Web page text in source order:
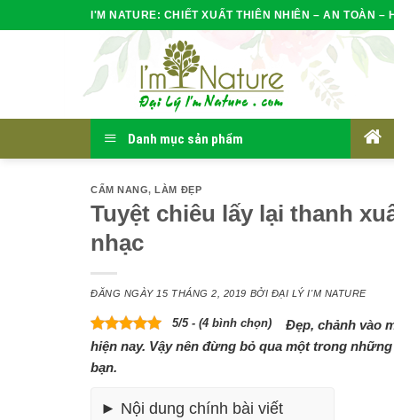
to
I'M NATURE: CHIẾT XUẤT THIÊN NHIÊN – AN TOÀN –
Danh mục sản phẩm
CẨM NANG,LÀM ĐẸP
Tuyệt chiêu lấy lại thanh
nhạc
ĐĂNG NGÀY 15 THÁNG 2, 2019 BỞI ĐẠI LÝ I'M NATURE
5/5 - (4 bình chọn)
Đẹp, chảnh vào
hiện nay. Vậy nên đừng bỏ qua một trong
bạn.
► Nội dung chính bài viết